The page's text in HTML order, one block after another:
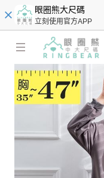
眼圈熊大尺碼
立刻使用官方APP